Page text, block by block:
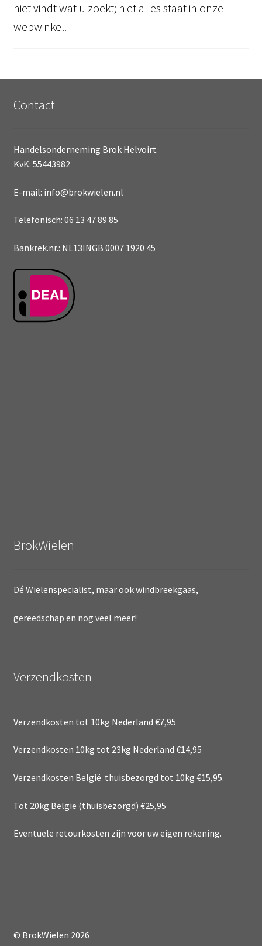
niet vindt wat u zoekt; niet alles staat in onze
webwinkel.
Contact
Handelsonderneming Brok Helvoirt
KvK: 55443982
E-mail: info@brokwielen.nl
Telefonisch: 06 13 47 89 85
Bankrek.nr.: NL13INGB 0007 1920 45
BrokWielen
Dé Wielenspecialist, maar ook windbreekgaas,
gereedschap en nog veel meer!
Verzendkosten
Verzendkosten tot 10kg Nederland €7,95
Verzendkosten 10kg tot 23kg Nederland €14,95
Verzendkosten België thuisbezorgd tot 10kg €15,95.
Tot 20kg België (thuisbezorgd) €25,95
Eventuele retourkosten zijn voor uw eigen rekening.
© BrokWielen 2026